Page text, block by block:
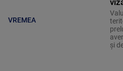
VREMEA
și